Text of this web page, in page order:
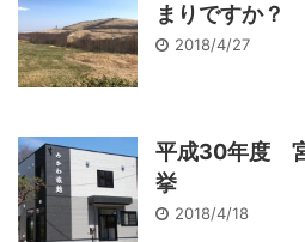
まりですか？
2018/4/27
平成30年度
挙
2018/4/18